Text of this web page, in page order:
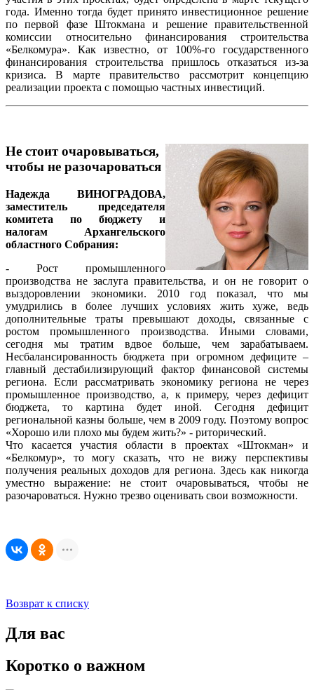
года. Именно тогда будет принято инвестиционное решение
по первой фазе Штокмана и решение правительственной
комиссии относительно финансирования строительства
«Белкомура». Как известно, от 100%-го государственного
финансирования строительства пришлось отказаться из-за
кризиса. В марте правительство рассмотрит концепцию
реализации проекта с помощью частных инвестиций.
Не стоит очаровываться,
чтобы не разочароваться
Надежда ВИНОГРАДОВА,
заместитель председателя
комитета по бюджету и
налогам Архангельского
областного Собрания:
- Рост промышленного
производства не заслуга правительства, и он не говорит о
выздоровлении экономики. 2010 год показал, что мы
умудрились в более лучших условиях жить хуже, ведь
дополнительные траты превышают доходы, связанные с
ростом промышленного производства. Иными словами,
сегодня мы тратим вдвое больше, чем зарабатываем.
Несбалансированность бюджета при огромном дефиците –
главный дестабилизирующий фактор финансовой системы
региона. Если рассматривать экономику региона не через
промышленное производство, а, к примеру, через дефицит
бюджета, то картина будет иной. Сегодня дефицит
региональной казны больше, чем в 2009 году. Поэтому вопрос
«Хорошо или плохо мы будем жить?» - риторический.
Что касается участия области в проектах «Штокман» и
«Белкомур», то могу сказать, что не вижу перспективы
получения реальных доходов для региона. Здесь как никогда
уместно выражение: не стоит очаровываться, чтобы не
разочароваться. Нужно трезво оценивать свои возможности.
Возврат к списку
Для вас
Коротко о важном